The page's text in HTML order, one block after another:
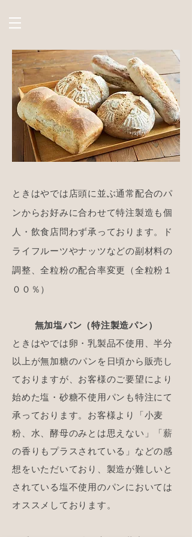
ときはやでは店頭に並ぶ通常配合のパ
ンからお好みに合わせて特注製造も個
人・飲食店問わず承っております。ド
ライフルーツやナッツなどの副材料の
調整、全粒粉の配合率変更（全粒粉１
００％）
無加塩パン（特注製造パン）
ときはやでは卵・乳製品不使用、半分
以上が無加糖のパンを日頃から販売し
ておりますが、お客様のご要望により
始めた塩・砂糖不使用パンも特注にて
承っております。お客様より「小麦
粉、水、酵母のみとは思えない」「薪
の香りもプラスされている」などの感
想をいただいており、製造が難しいと
されている塩不使用のパンにおいては
オススメしております。